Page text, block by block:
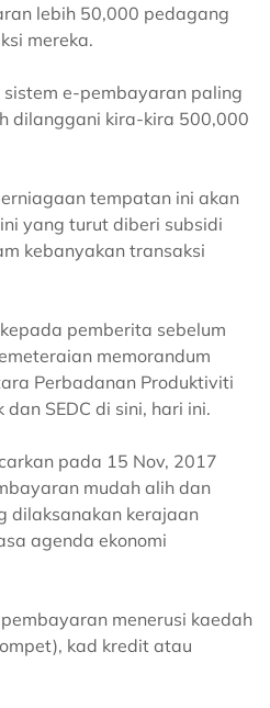
lebih 50,000 pedagang
mereka.
e-pembayaran paling
dilanggani kira-kira 500,000
tempatan ini akan
yang turut diberi subsidi
kebanyakan transaksi
pemberita sebelum
memorandum
Perbadanan Produktiviti
SEDC di sini, hari ini.
pada 15 Nov, 2017
mudah alih dan
dilaksanakan kerajaan
agenda ekonomi
menerusi kaedah
kad kredit atau